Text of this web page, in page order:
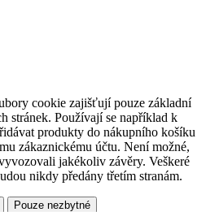
cookie zajišťují pouze základní
stránek. Používají se například k
produkty do nákupního košíku
zákaznickému účtu. Není možné,
jakékoliv závěry. Veškeré
nikdy předány třetím stranám.
Pouze nezbytné